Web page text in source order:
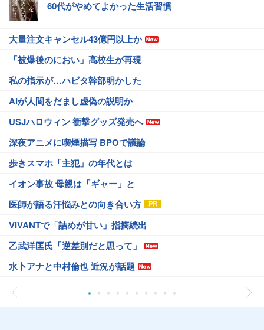
60代がやめてよかった生活習慣
大量注文キャンセル43億円以上か
「被爆後のにおい」高校生が再現
私の指示が…ハビタ幹部明かした
AIが人間をだまし虚偽の説明か
USJハロウィン 衝撃グッズ発売へ
深夜アニメに喫煙描写 BPOで議論
歩きスマホ「主犯」の年代とは
イオン事故 母親は「ギャー」と
医師が語る汗悩みとの向き合い方
VIVANTで「詰めが甘い」指摘続出
乙武洋匡氏「逆差別だと思って」
水卜アナと中村倫也 近況が話題